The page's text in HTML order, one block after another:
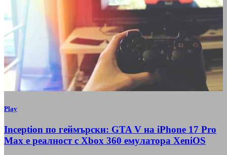
Play
Inception по геймърски: GTA V на iPhone 17 Pro
Max е реалност с Xbox 360 емулатора XeniOS